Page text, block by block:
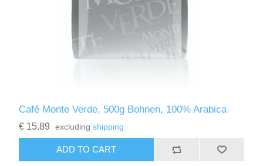
Café Monte Verde, 500g Bohnen, 100% Arabica
€ 15.89 excludingshipping
ADD TO CART